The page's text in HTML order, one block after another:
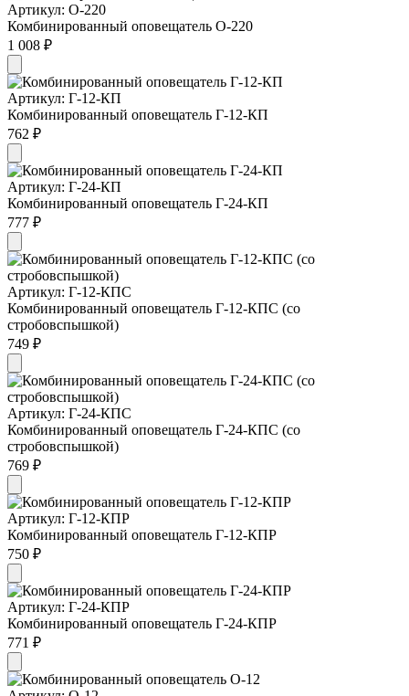
Артикул: О-220
Комбинированный оповещатель О-220
1 008 ₽
Артикул: Г-12-КП
Комбинированный оповещатель Г-12-КП
762 ₽
Артикул: Г-24-КП
Комбинированный оповещатель Г-24-КП
777 ₽
Артикул: Г-12-КПС
Комбинированный оповещатель Г-12-КПС (со
стробовспышкой)
749 ₽
Артикул: Г-24-КПС
Комбинированный оповещатель Г-24-КПС (со
стробовспышкой)
769 ₽
Артикул: Г-12-КПР
Комбинированный оповещатель Г-12-КПР
750 ₽
Артикул: Г-24-КПР
Комбинированный оповещатель Г-24-КПР
771 ₽